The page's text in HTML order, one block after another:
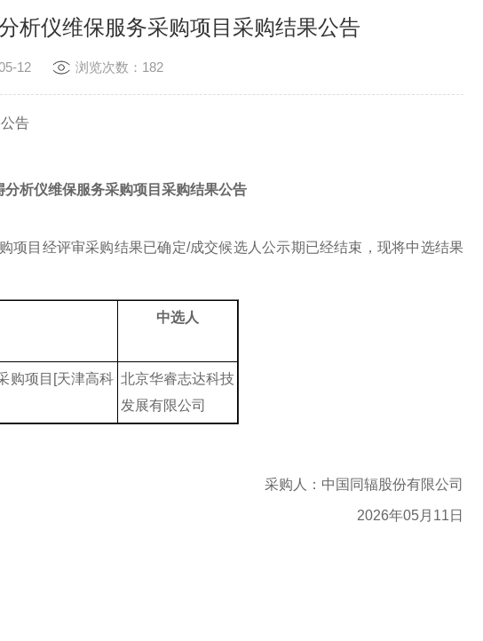
析仪维保服务采购项目采购结果公告
05-12 浏览次数：182
告
析仪维保服务采购项目采购结果公告
项目经评审采购结果已确定/成交候选人公示期已经结束，现将中选结果
中选人
购项目 [天津高科 北京华睿志达科技
发展有限公司
采购人：中国同辐股份有限公司
2026年05月 11 日